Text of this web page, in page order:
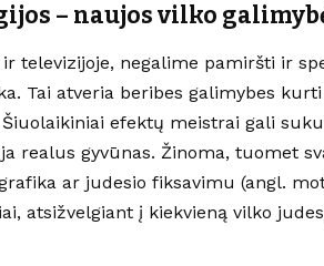
– naujos vilko
televizijoje, negalime pamiršti ir
Tai atveria beribes galimybes
efektų meistrai gali
realus gyvūnas. Žinoma, tuomet
ar judesio fiksavimu (angl.
atsižvelgiant į kiekvieną vilko